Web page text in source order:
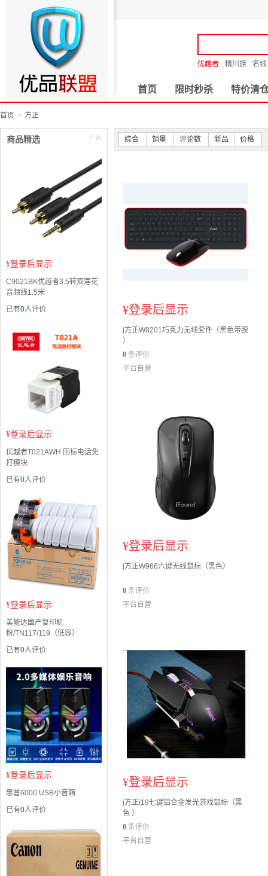
优越者 精川旗 名线
首页 限时秒杀 特价清
首页 方正
商品精选
¥登录后显示
C9021BK优越者3.5转双莲花
音频线1.5米
已有0人评价
¥登录后显示
优越者T021AWH 国标电话免
打模块
已有0人评价
¥登录后显示
美能达国产复印机
粉/TN117/119（低容）
已有0人评价
¥登录后显示
惠普6000 USB小音箱
已有0人评价
综合 销量 评论数 新品 价格
¥登录后显示
j方正W8201巧克力无线套件（黑色带膜
）
0 条评价
平台自营
¥登录后显示
j方正W966六键无线鼠标（黑色）
0 条评价
平台自营
¥登录后显示
j方正i19七键铝合金发光游戏鼠标（黑
色 ）
0 条评价
平台自营